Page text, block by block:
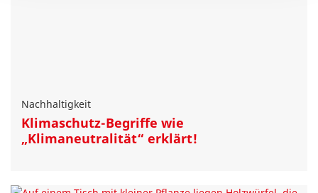
Nachhaltigkeit
Klimaschutz-Begriffe wie
„Klimaneutralität“ erklärt!